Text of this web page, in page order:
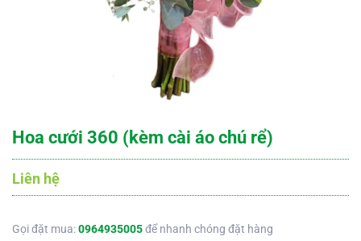
Hoa cưới 360 (kèm cài áo chú rể)
Liên hệ
Gọi đặt mua:0964935005để nhanh chóng đặt hàng